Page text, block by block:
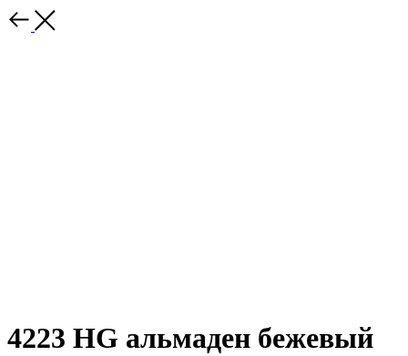
4223 HG альмаден бежевый